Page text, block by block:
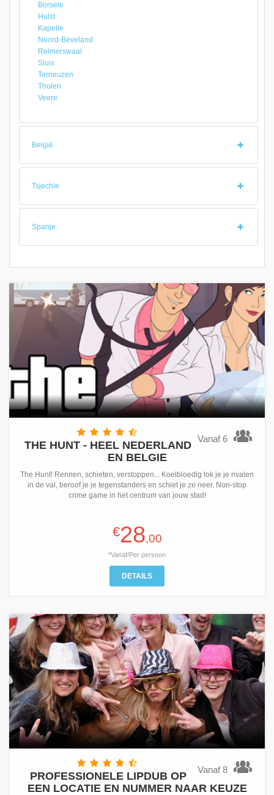
Borsele
Hulst
Kapelle
Noord-Beveland
Reimerswaal
Sluis
Terneuzen
Tholen
Veere
België
Tsjechie
Spanje
Vanaf 6
THE HUNT - HEEL NEDERLAND
EN BELGIE
The Hunt! Rennen, schieten, verstoppen... Koelbloedig lok je je rivalen
in de val, beroof je je tegenstanders en schiet je ze neer. Non-stop
crime game in het centrum van jouw stad!
€28,00
*Vanaf/Per persoon
DETAILS
Vanaf 8
PROFESSIONELE LIPDUB OP
EEN LOCATIE EN NUMMER NAAR KEUZE